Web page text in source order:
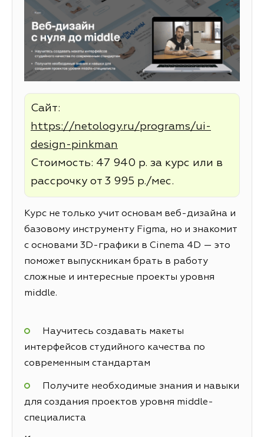
Сайт:
https://netology.ru/programs/ui-
design-pinkman
Стоимость: 47 940 р. за курс или в
рассрочку от 3 995 р./мес.
Курс не только учит основам веб-дизайна и
базовому инструменту Figma, но и знакомит
с основами 3D-графики в Cinema 4D — это
поможет выпускникам брать в работу
сложные и интересные проекты уровня
middle.
Научитесь создавать макеты
интерфейсов студийного качества по
современным стандартам
Получите необходимые знания и навыки
для создания проектов уровня middle-
специалиста